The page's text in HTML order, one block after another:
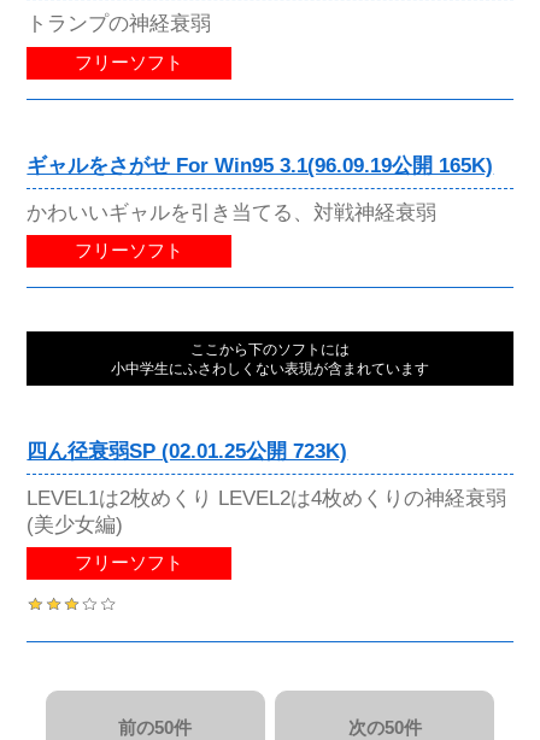
トランプの神経衰弱
フリーソフト
ギャルをさがせ For Win95 3.1(96.09.19公開 165K)
かわいいギャルを引き当てる、対戦神経衰弱
フリーソフト
ここから下のソフトには
小中学生にふさわしくない表現が含まれています
四ん径衰弱SP (02.01.25公開 723K)
LEVEL1は2枚めくり LEVEL2は4枚めくりの神経衰弱
(美少女編)
フリーソフト
前の50件 次の50件